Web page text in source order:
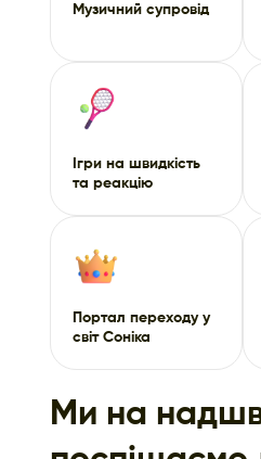
Музичний супровід
Ігри на швидкість
та реакцію
Портал переходу у
світ Соніка
Ми на